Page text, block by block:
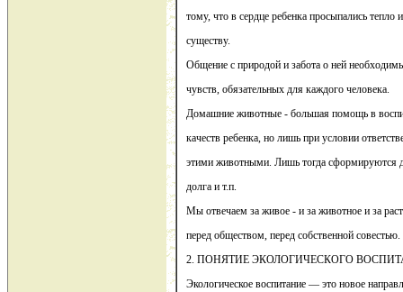
тому, что в сердце ребенка просыпались тепло
существу.
Общение с природой и забота о ней
чувств, обязательных для каждого человека.
Домашние животные - большая помощь в
качеств ребенка, но лишь при условии
этими животными. Лишь тогда сформируются
долга и т.п.
Мы отвечаем за живое - и за животное и за
перед обществом, перед собственной совестью.
2. ПОНЯТИЕ ЭКОЛОГИЧЕСКОГО
Экологическое воспитание — это новое